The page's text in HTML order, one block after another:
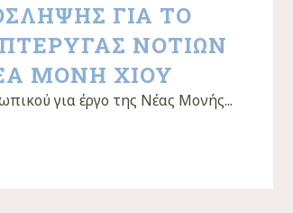
ΓΙΑ ΤΟ
ΝΟΤΙΩΝ
ΜΟΝΗ ΧΙΟΥ
για έργο της Νέας Μονής...